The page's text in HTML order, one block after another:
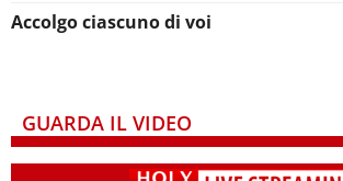
Accolgo ciascuno di voi
GUARDA IL VIDEO